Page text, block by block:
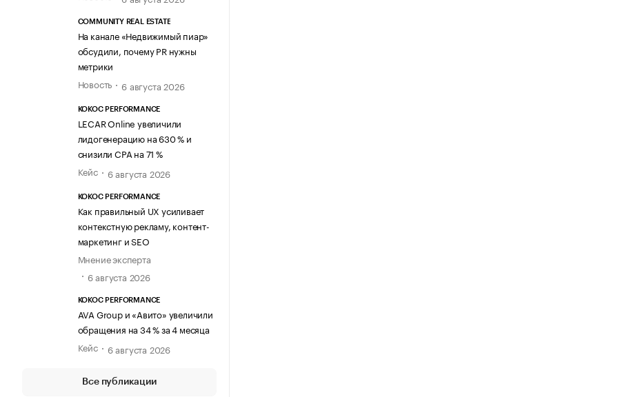
COMMUNITY REAL ESTATE
На канале «Недвижимый пиар»
обсудили, почему PR нужны
метрики
Новость
6 августа 2026
KOKOC PERFORMANCE
LECAR Online увеличили
лидогенерацию на 630 % и
снизили CPA на 71 %
Кейс
6 августа 2026
KOKOC PERFORMANCE
Как правильный UX усиливает
контекстную рекламу, контент-
маркетинг и SEO
Мнение эксперта
6 августа 2026
KOKOC PERFORMANCE
AVA Group и «Авито» увеличили
обращения на 34 % за 4 месяца
Кейс
6 августа 2026
Все публикации